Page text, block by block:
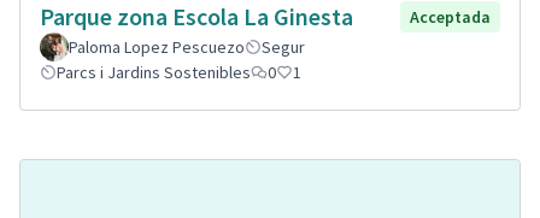
Parque zona Escola La Ginesta
Acceptada
Paloma Lopez Pescuezo
Segur
Parcs i Jardins Sostenibles
0 1